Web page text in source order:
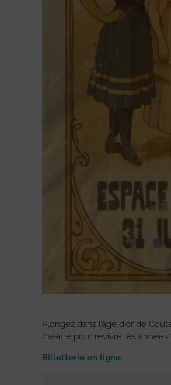
Plongez dans l’âge d’or de
théâtre pour revivre les années
Billetterie en ligne